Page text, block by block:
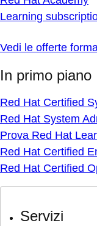
Learning
Vedi le offerte
In primo piano
Red Hat Certified
Red Hat System
Prova Red Hat
Red Hat Certified
Red Hat Certified
Servizi